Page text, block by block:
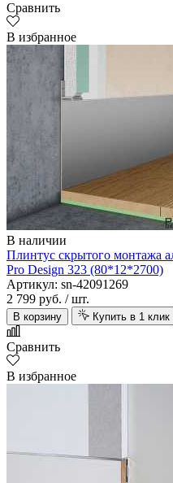
Сравнить
В избранное
В наличии
Плинтус скрытого монтажа
Pro Design 323 (80*12*2700)
Артикул: sn-42091269
2 799 руб. / шт.
В корзину Купить в 1 клик
Сравнить
В избранное